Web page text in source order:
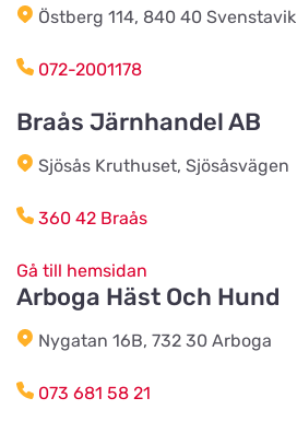
Vallavägen 4
Källängsvägen 1
Föreningsvägen 36
Vinbergsortens
Päronvägen 7
Östberg 114, 840 40 Svenstavik
072-2001178
Braås Järnhandel AB
Sjösås Kruthuset, Sjösåsvägen
360 42 Braås
Gå till hemsidan
Arboga Häst Och Hund
Nygatan 16B, 732 30 Arboga
073 681 58 21